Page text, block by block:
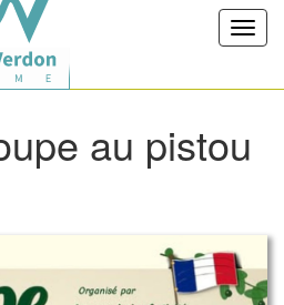
au pistou